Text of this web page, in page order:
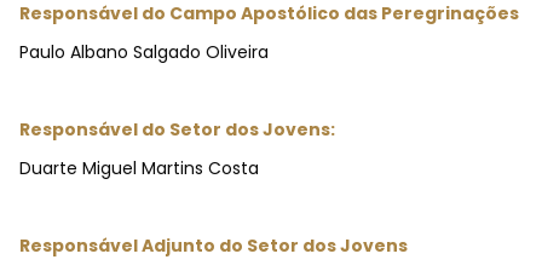
Responsável do Campo Apostólico das Peregrinações
Paulo Albano Salgado Oliveira
Responsável do Setor dos Jovens:
Duarte Miguel Martins Costa
Responsável Adjunto do Setor dos Jovens